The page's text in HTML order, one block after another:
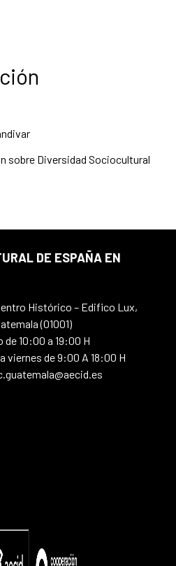
sobre Diversidad Sociocultural
DE ESPAÑA EN
Histórico – Edifico Lux,
(01001)
de 10:00 a 19:00 H
viernes de 9:00 A 18:00 H